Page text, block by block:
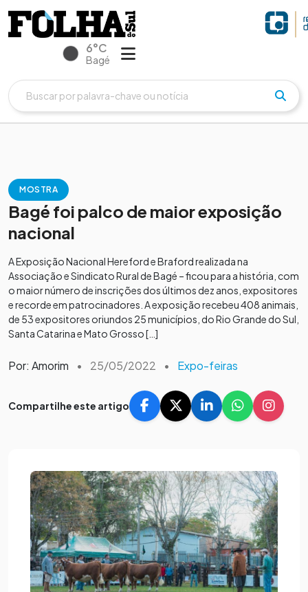
6°C
Bagé
MOSTRA
Bagé foi palco de maior exposição
nacional
A Exposição Nacional Hereford e Braford realizada na
Associação e Sindicato Rural de Bagé – ficou para a história, com
o maior número de inscrições dos últimos dez anos, expositores
e recorde em patrocinadores. A exposição recebeu 408 animais,
de 53 expositores oriundos 25 municípios, do Rio Grande do Sul,
Santa Catarina e Mato Grosso […]
Por: Amorim • 25/05/2022 • Expo-feiras
Compartilhe este artigo